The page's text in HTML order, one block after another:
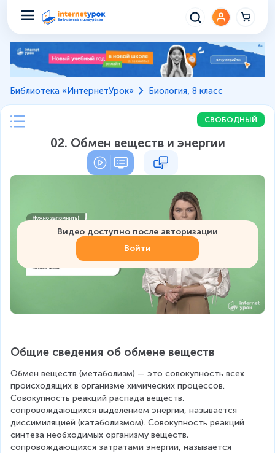
Библиотека «ИнтернетУрок» Биология, 8 класс
СВОБОДНЫЙ
02. Обмен веществ и энергии
Видео доступно после авторизации
Войти
Общие сведения об обмене веществ
Обмен веществ (метаболизм) — это совокупность всех
происходящих в организме химических процессов.
Совокупность реакций распада веществ,
сопровождающихся выделением энергии, называется
диссимиляцией (катаболизмом). Совокупность реакций
синтеза необходимых организму веществ,
сопровождающихся затратами энергии, называется